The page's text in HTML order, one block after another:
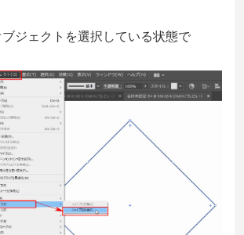
ジェクトを選択している状態で